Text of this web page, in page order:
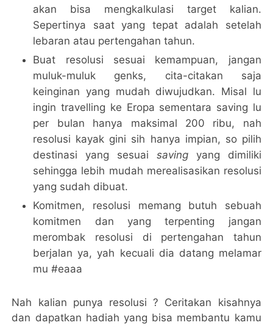
akan bisa mengkalkulasi target kalian.
Sepertinya saat yang tepat adalah setelah
lebaran atau pertengahan tahun.
Buat resolusi sesuai kemampuan, jangan
muluk-muluk genks, cita-citakan saja
keinginan yang mudah diwujudkan. Misal lu
ingin travelling ke Eropa sementara saving lu
per bulan hanya maksimal 200 ribu, nah
resolusi kayak gini sih hanya impian, so pilih
destinasi yang sesuai savingyang dimiliki
sehingga lebih mudah merealisasikan resolusi
yang sudah dibuat.
Komitmen, resolusi memang butuh sebuah
komitmen dan yang terpenting jangan
merombak resolusi di pertengahan tahun
berjalan ya, yah kecuali dia datang melamar
mu #eaaa
Nah kalian punya resolusi ? Ceritakan kisahnya
dan dapatkan hadiah yang bisa membantu kamu